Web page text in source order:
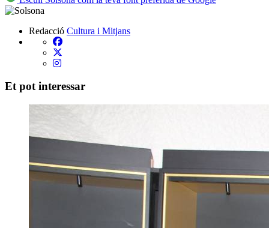
Redacció Cultura i Mitjans
Et pot interessar